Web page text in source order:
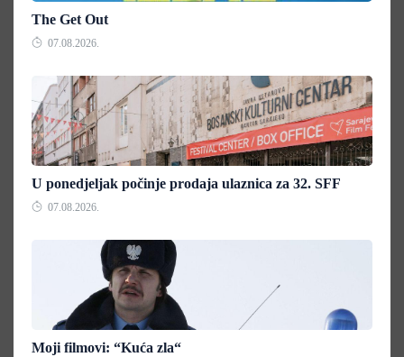
The Get Out
07.08.2026.
U ponedjeljak počinje prodaja ulaznica za 32. SFF
07.08.2026.
Moji filmovi: “Kuća zla“